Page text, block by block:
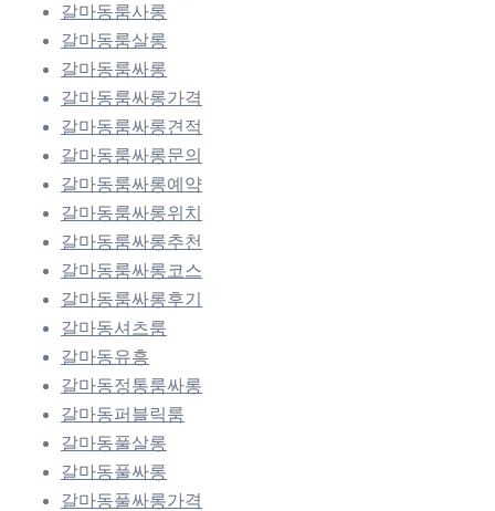
갈마동룸사롱
갈마동룸살롱
갈마동룸싸롱
갈마동룸싸롱가격
갈마동룸싸롱견적
갈마동룸싸롱문의
갈마동룸싸롱예약
갈마동룸싸롱위치
갈마동룸싸롱추천
갈마동룸싸롱코스
갈마동룸싸롱후기
갈마동셔츠룸
갈마동유흥
갈마동정통룸싸롱
갈마동퍼블릭룸
갈마동풀살롱
갈마동풀싸롱
갈마동풀싸롱가격